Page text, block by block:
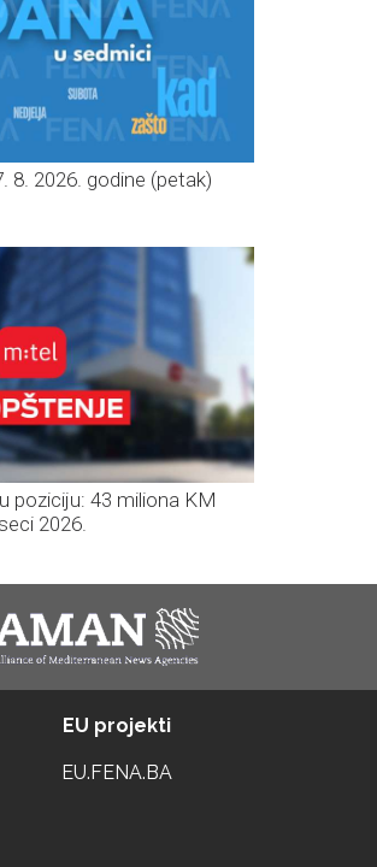
8. 2026. godine (petak)
poziciju: 43 miliona KM
2026.
EU projekti
EU.FENA.BA